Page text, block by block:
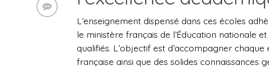
L’enseignement dispensé dans ces écoles
le ministère français de l’Éducation nationale
qualifiés. L’objectif est d’accompagner
française ainsi que des solides connaissances